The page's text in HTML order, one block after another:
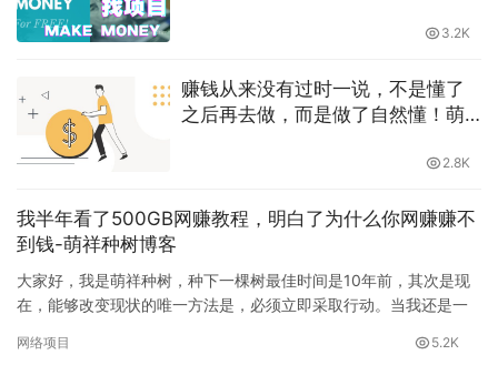
3.2K
赚钱从来没有过时一说，不是懂了
之后再去做，而是做了自然懂！萌
2.8K
我半年看了500GB网赚教程，明白了为什么你网赚赚不
到钱-萌祥种树博客
大家好，我是萌祥种树，种下一棵树最佳时间是10年前，其次是现
在，能够改变现状的唯一方法是，必须立即采取行动。当我还是一
赚项…
网络项目 5.2K